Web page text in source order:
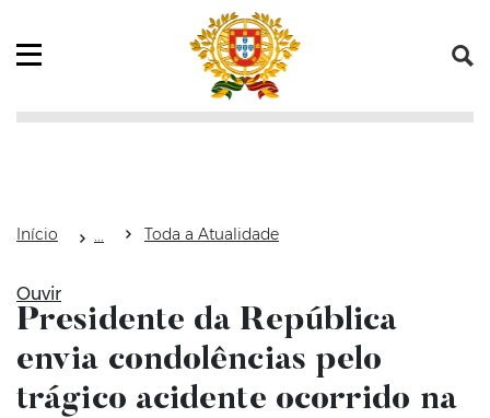
Saltar para o conteúdo (tecla de atalho c)
Abrir menu principal
Início Toda a Atualidade
Ouvir
Presidente da República
envia condolências pelo
trágico acidente ocorrido na